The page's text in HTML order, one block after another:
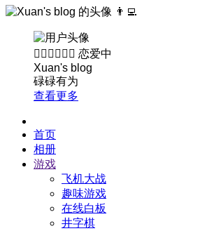
👨‍💻
👨🏻‍❤️‍💋‍👩🏻 恋爱中
Xuan's blog
碌碌有为
查看更多
首页
相册
游戏
飞机大战
趣味游戏
在线白板
井字棋